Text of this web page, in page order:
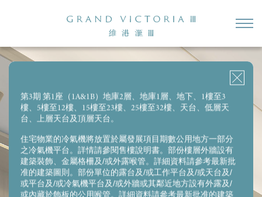
2房＋儲物房
第1座(1B) 18樓F室
第3期 第1座（1A&1B）地庫2層、地庫1層、地下、1樓至3
樓、5樓至12樓、15樓至23樓、25樓至32樓、天台、低層天
台、上層天台及頂層天台。
住宅物業的冷氣機將放置於屬發展項目期數公用地方一部分
之冷氣機平台。詳情請參閱售樓說明書。部份樓層外牆設有
建築裝飾、金屬格柵及/或外露喉管。詳細資料請參考最新批
准的建築圖則。部份單位的露台及/或工作平台及/或天台及/
或平台及/或冷氣機平台及/或外牆或其鄰近地方設有外露及/
或內藏於飾板的公用喉管。詳細資料請參考最新批准的建築